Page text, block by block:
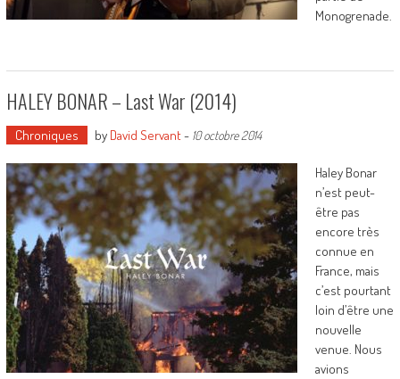
Monogrenade.
HALEY BONAR – Last War (2014)
Chroniques by David Servant- 10 octobre 2014
Haley Bonar
n’est peut-
être pas
encore très
connue en
France, mais
c’est pourtant
loin d’être une
nouvelle
venue. Nous
avions